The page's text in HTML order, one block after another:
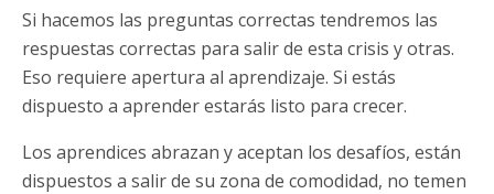
Si hacemos las preguntas correctas tendremos las
respuestas correctas para salir de esta crisis y otras.
Eso requiere apertura al aprendizaje. Si estás
dispuesto a aprender estarás listo para crecer.
Los aprendices abrazan y aceptan los desafíos, están
dispuestos a salir de su zona de comodidad, no temen